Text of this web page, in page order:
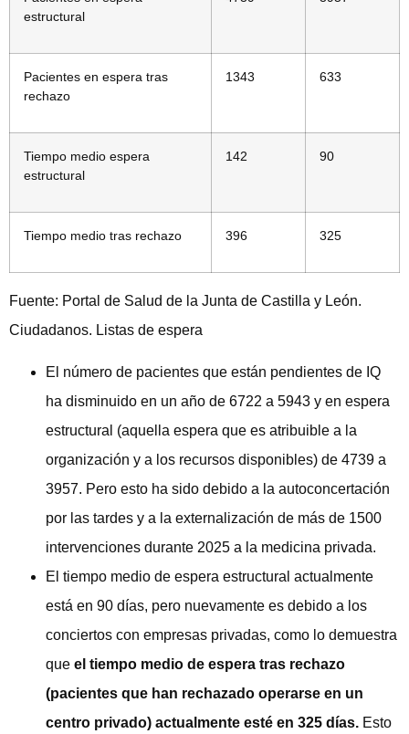
estructural
Pacientes en espera tras
rechazo
1343 633
Tiempo medio espera
estructural
142 90
Tiempo medio tras rechazo 396 325
Fuente: Portal de Salud de la Junta de Castilla y León.
Ciudadanos. Listas de espera
El número de pacientes que están pendientes de IQ
ha disminuido en un año de 6722 a 5943 y en espera
estructural (aquella espera que es atribuible a la
organización y a los recursos disponibles) de 4739 a
3957. Pero esto ha sido debido a la autoconcertación
por las tardes y a la externalización de más de 1500
intervenciones durante 2025 a la medicina privada.
El tiempo medio de espera estructural actualmente
está en 90 días, pero nuevamente es debido a los
conciertos con empresas privadas, como lo demuestra
que el tiempo medio de espera tras rechazo
(pacientes que han rechazado operarse en un
centro privado) actualmente esté en 325 días. Esto